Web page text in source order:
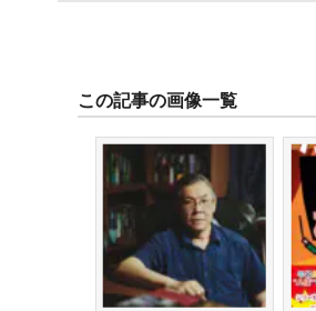
この記事の画像一覧